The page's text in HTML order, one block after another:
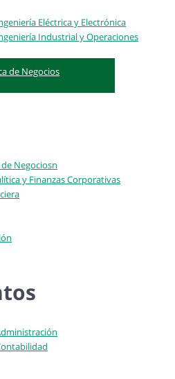
Eléctrica y Electrónica
Industrial y Operaciones
de Negocios
Negociosn
y Finanzas Corporativas